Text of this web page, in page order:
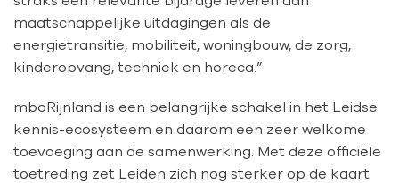
maatschappelijke uitdagingen als de
energietransitie, mobiliteit, woningbouw, de zorg,
kinderopvang, techniek en horeca.”
mboRijnland is een belangrijke schakel in het Leidse
kennis-ecosysteem en daarom een zeer welkome
toevoeging aan de samenwerking. Met deze officiële
toetreding zet Leiden zich nog sterker op de kaart